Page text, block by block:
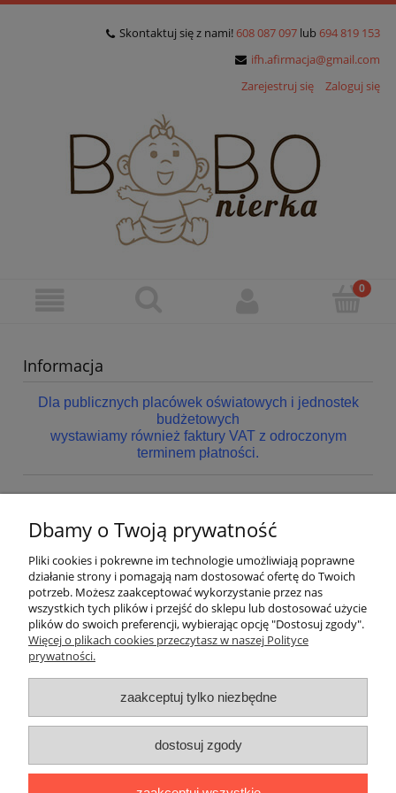
Skontaktuj się z nami! 608 087 097 lub 694 819 153
ifh.afirmacja@gmail.com
Zarejestruj się
Zaloguj się
Informacja
Dla publicznych placówek oświatowych i jednostek
budżetowych
wystawiamy również faktury VAT z odroczonym
terminem płatności.
Nie znaleziono produktów spełniających podane kryteria.
Pomoc
Dostawa
Gwarancja i zwroty
O firmie
Dbamy o Twoją prywatność
Pliki cookies i pokrewne im technologie umożliwiają poprawne
działanie strony i pomagają nam dostosować ofertę do Twoich
potrzeb. Możesz zaakceptować wykorzystanie przez nas
wszystkich tych plików i przejść do sklepu lub dostosować użycie
plików do swoich preferencji, wybierając opcję "Dostosuj zgody".
Więcej o plikach cookies przeczytasz w naszej Polityce
prywatności.
zaakceptuj tylko niezbędne
dostosuj zgody